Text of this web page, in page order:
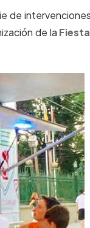
de
de la